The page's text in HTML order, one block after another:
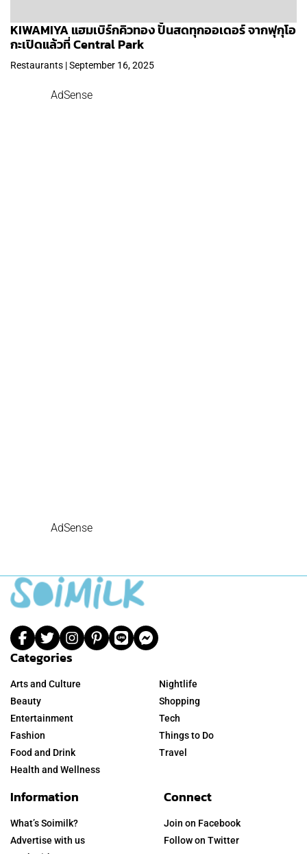
KIWAMIYA แฮมเบิร์กคิวทอง ปั้นสดทุกออเดอร์ จากฟุกุโอ
กะเปิดแล้วที่ Central Park
Restaurants | September 16, 2025
AdSense
AdSense
Categories
Arts and Culture
Beauty
Entertainment
Fashion
Food and Drink
Health and Wellness
Nightlife
Shopping
Tech
Things to Do
Travel
Information
What’s Soimilk?
Advertise with us
Connect
Join on Facebook
Follow on Twitter